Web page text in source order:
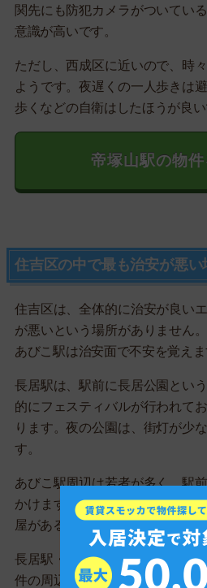
関先にも防犯カメラがついてい
意識が高いです。
ただし、西成区に近いので、時
ようです。夜遅くの一人歩きは
歩くなどの自衛はしたほうが良い
帝塚山駅の物
住吉区の中で最も治安が悪い
住吉区は、全体的に治安が良い
が悪いという場所がありません
あびこ駅は治安面で不安を覚えま
長居駅は、駅前に長居公園とい
的にフェスティバルが行われて
ります。夜の公園は、街灯が少
す。
あびこ駅周辺は若者が多く、駅
かけます。中央商店街には、夜
屋があるので、時々酔っ払いの
長居駅・あびこ駅周辺でお部屋
件の周辺を歩いてみて、近くに